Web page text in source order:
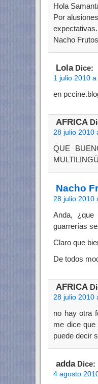
Hola
Por
expectativas.
Nacho Frutos
LolaDice:
1 julio 2010
en
AFRICA
28 julio 2010
QUE
Nacho
28 julio 2010
Anda,
guarrerías
Claro que
De todos
AFRICA
28 julio 2010
no hay otra
me dice
puede decir
addaDice:
4 agosto